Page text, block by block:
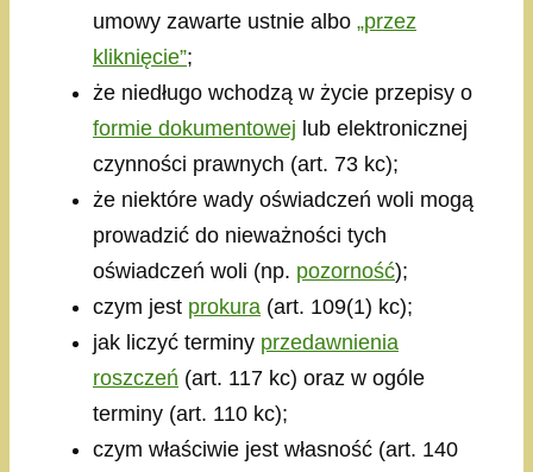
umowy zawarte ustnie albo „przez
kliknięcie”;
że niedługo wchodzą w życie przepisy o
formie dokumentowej lub elektronicznej
czynności prawnych (art. 73 kc);
że niektóre wady oświadczeń woli mogą
prowadzić do nieważności tych
oświadczeń woli (np. pozorność);
czym jest prokura (art. 109(1) kc);
jak liczyć terminy przedawnienia
roszczeń (art. 117 kc) oraz w ogóle
terminy (art. 110 kc);
czym właściwie jest własność (art. 140